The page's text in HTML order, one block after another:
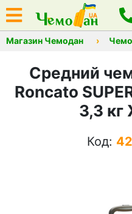
Магазин Чемодан
Средний
Roncato
3,3
Код: